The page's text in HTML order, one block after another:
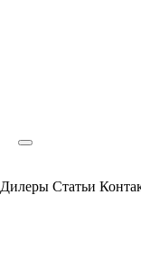
Дилеры Статьи